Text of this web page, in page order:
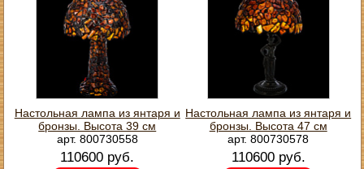
Настольная лампа из янтаря и
бронзы. Высота 39 см
арт. 800730558
110600 руб.
Настольная лампа из янтаря и
бронзы. Высота 47 см
арт. 800730578
110600 руб.